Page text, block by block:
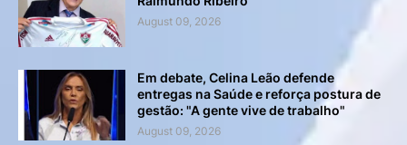
August 09, 2026
Em debate, Celina Leão defende
entregas na Saúde e reforça postura de
gestão: "A gente vive de trabalho"
August 09, 2026